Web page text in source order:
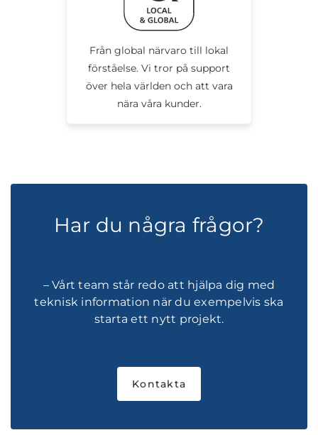
Från global närvaro till lokal
förståelse. Vi tror på support
över hela världen och att vara
nära våra kunder.
Har du några frågor?
– Vårt team står redo att hjälpa dig med
teknisk information när du exempelvis ska
starta ett nytt projekt.
Kontakta